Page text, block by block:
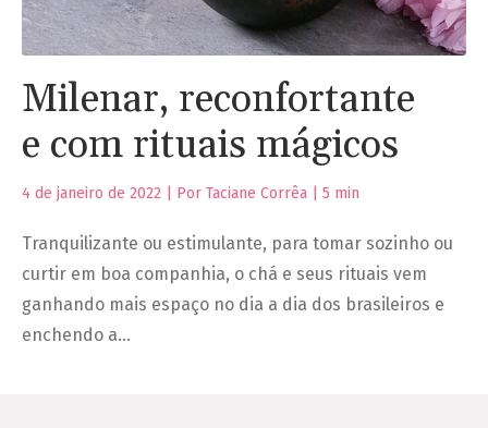
Milenar, reconfortante
e com rituais mágicos
4 de janeiro de 2022 | Por Taciane Corrêa | 5 min
Tranquilizante ou estimulante, para tomar sozinho ou
curtir em boa companhia, o chá e seus rituais vem
ganhando mais espaço no dia a dia dos brasileiros e
enchendo a…